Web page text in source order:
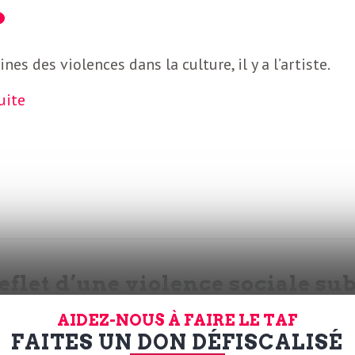
des violences dans la culture, il y a l’artiste.
d’une violence sociale
AIDEZ-NOUS À FAIRE LE TAF
FAITES UN DON DÉFISCALISÉ